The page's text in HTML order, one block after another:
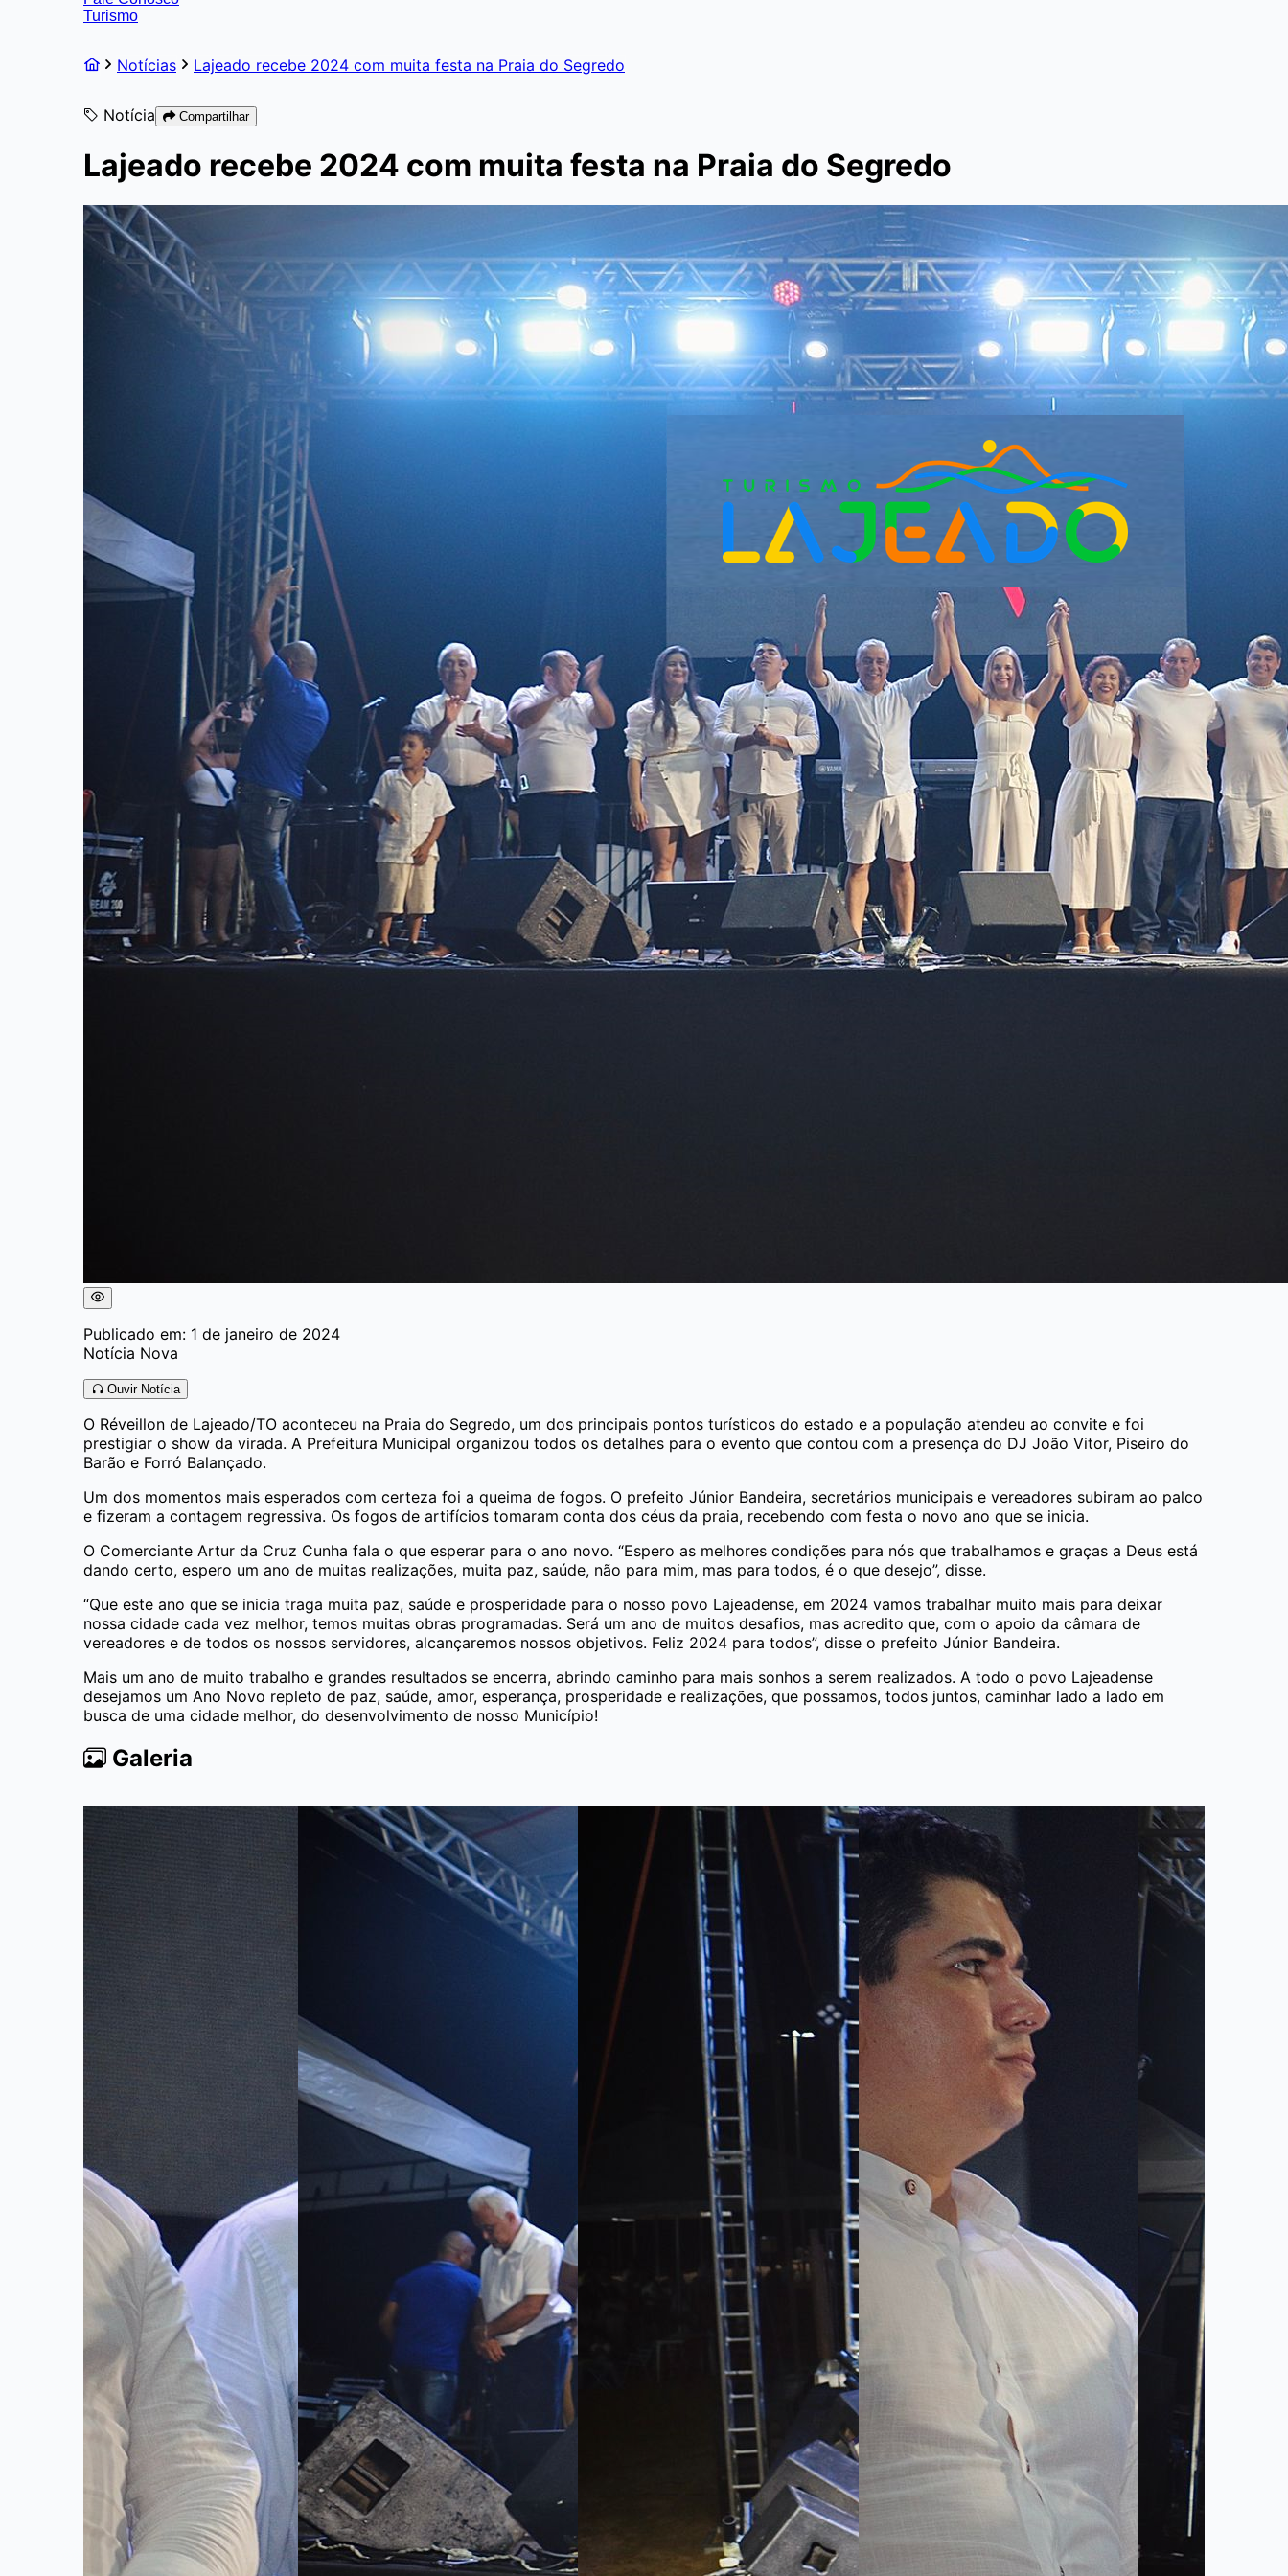
Turismo
Notícias Lajeado recebe 2024 com muita festa na Praia do Segredo
Notícia Compartilhar
Lajeado recebe 2024 com muita festa na Praia do Segredo
Publicado em: 1 de janeiro de 2024
Notícia Nova
Ouvir Notícia
O Réveillon de Lajeado/TO aconteceu na Praia do Segredo, um dos principais pontos turísticos do estado e a população atendeu ao convite e foi
prestigiar o show da virada. A Prefeitura Municipal organizou todos os detalhes para o evento que contou com a presença do DJ João Vitor, Piseiro do
Barão e Forró Balançado.
Um dos momentos mais esperados com certeza foi a queima de fogos. O prefeito Júnior Bandeira, secretários municipais e vereadores subiram ao palco
e fizeram a contagem regressiva. Os fogos de artifícios tomaram conta dos céus da praia, recebendo com festa o novo ano que se inicia.
O Comerciante Artur da Cruz Cunha fala o que esperar para o ano novo. “Espero as melhores condições para nós que trabalhamos e graças a Deus está
dando certo, espero um ano de muitas realizações, muita paz, saúde, não para mim, mas para todos, é o que desejo”, disse.
“Que este ano que se inicia traga muita paz, saúde e prosperidade para o nosso povo Lajeadense, em 2024 vamos trabalhar muito mais para deixar
nossa cidade cada vez melhor, temos muitas obras programadas. Será um ano de muitos desafios, mas acredito que, com o apoio da câmara de
vereadores e de todos os nossos servidores, alcançaremos nossos objetivos. Feliz 2024 para todos”, disse o prefeito Júnior Bandeira.
Mais um ano de muito trabalho e grandes resultados se encerra, abrindo caminho para mais sonhos a serem realizados. A todo o povo Lajeadense
desejamos um Ano Novo repleto de paz, saúde, amor, esperança, prosperidade e realizações, que possamos, todos juntos, caminhar lado a lado em
busca de uma cidade melhor, do desenvolvimento de nosso Município!
Galeria